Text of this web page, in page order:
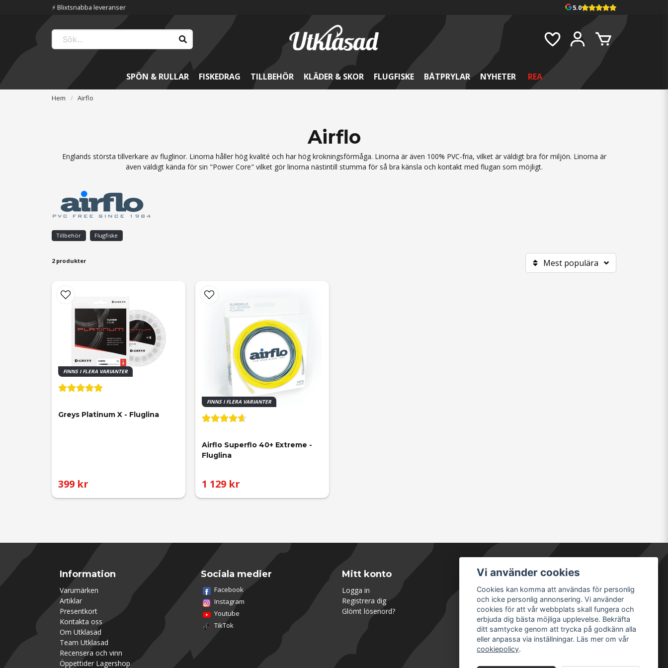
⚡️ Blixtsnabba leveranser 5.0
SPÖN & RULLAR FISKEDRAG TILLBEHÖR KLÄDER & SKOR FLUGFISKE BÅTPRYLAR NYHETER REA
Hem Airflo
Airflo
Englands största tillverkare av fluglinor. Linorna håller hög kvalité och har hög krokningsförmåga. Linorna är även 100% PVC-fria, vilket är väldigt bra för miljön. Linorna är
även väldigt kända för sin "Power Core" vilket gör linorna nästintill stumma för så bra känsla och kontakt med flugan som möjligt.
Tillbehör Flugfiske
2 produkter Mest populära
FINNS I FLERA VARIANTER
Greys Platinum X - Fluglina
399 kr
FINNS I FLERA VARIANTER
Airflo Superflo 40+ Extreme -
Fluglina
1 129 kr
Information
Varumärken
Artiklar
Presentkort
Kontakta oss
Om Utklasad
Team Utklasad
Recensera och vinn
Öppettider Lagershop
Sociala medier
Facebook
Instagram
Youtube
TikTok
Mitt konto
Logga in
Registrera dig
Glömt lösenord?
Säkra betalningar
Vi använder cookies
Cookies kan komma att användas för personlig
och icke personlig annonsering. Vi använder
cookies för att vår webbplats skall fungera och
erbjuda dig bästa möjliga upplevelse. Bekräfta
ditt samtycke genom att trycka på godkänn alla
eller anpassa via inställningar. Läs mer om vår
cookiepolicy.